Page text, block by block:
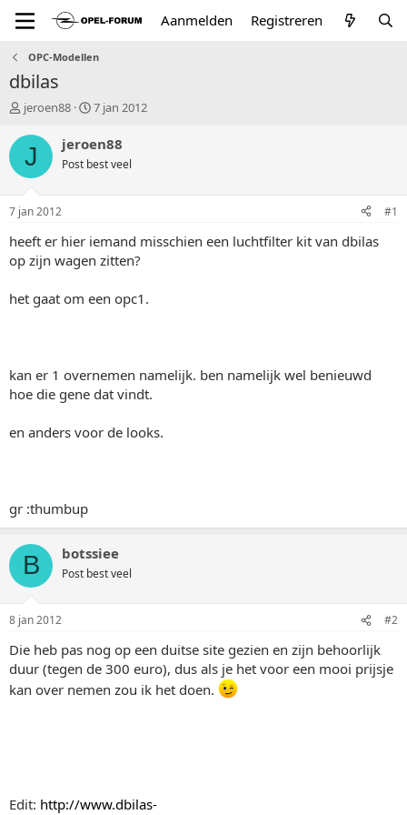
Aanmelden Registreren
OPC-Modellen
dbilas
T
p
a
r
e
jeroen88
S
a
t
u
7 jan 2012
J jeroen88
Post best veel
7 jan 2012 #1
heeft er hier iemand misschien een luchtfilter kit van dbilas
op zijn wagen zitten?
het gaat om een opc1.
kan er 1 overnemen namelijk. ben namelijk wel benieuwd
hoe die gene dat vindt.
en anders voor de looks.
gr :thumbup
B botssiee
Post best veel
8 jan 2012 #2
Die heb pas nog op een duitse site gezien en zijn behoorlijk
duur (tegen de 300 euro), dus als je het voor een mooi prijsje
kan over nemen zou ik het doen.
Edit: http://www.dbilas-